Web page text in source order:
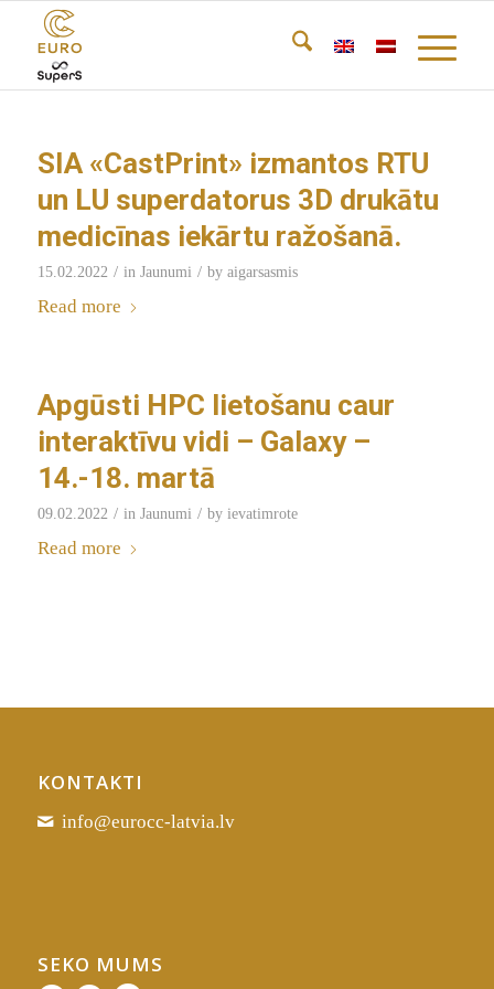
SIA «CastPrint» izmantos RTU
un LU superdatorus 3D drukātu
medicīnas iekārtu ražošanā.
15.02.2022 / in Jaunumi / by aigarsasmis
Read more
Apgūsti HPC lietošanu caur
interaktīvu vidi – Galaxy –
14.-18. martā
09.02.2022 / in Jaunumi / by ievatimrote
Read more
KONTAKTI
info@eurocc-latvia.lv
SEKO MUMS